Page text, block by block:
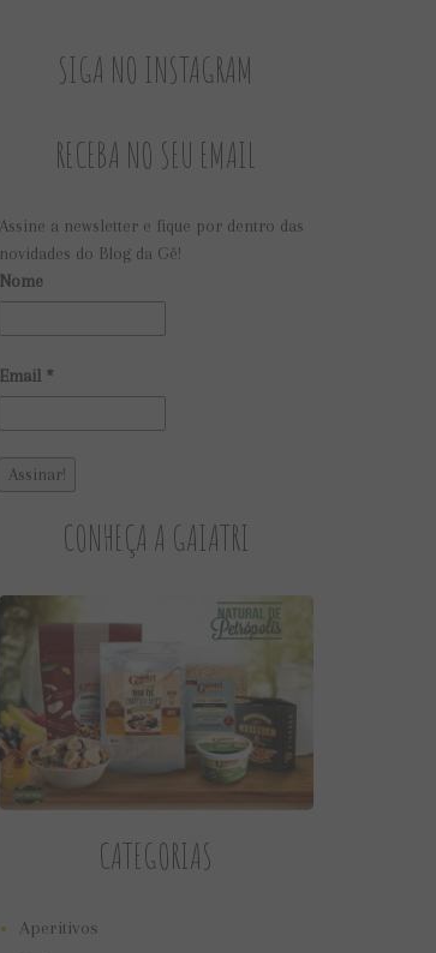
SIGA NO INSTAGRAM
RECEBA NO SEU EMAIL
Assine a newsletter e fique por dentro das
novidades do Blog da Gê!
Nome
Email *
CONHEÇA A GAIATRI
CATEGORIAS
Aperitivos